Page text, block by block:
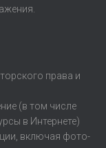
права и
(в том числе
в Интернете)
включая фото-